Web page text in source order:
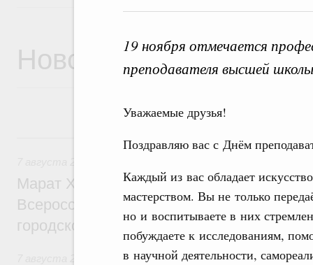
19 ноября отмечается
преподавателя высшей
Уважаемые друзья!
Поздравляю вас с Днём
Каждый из вас обладает
мастерством. Вы не только
но и воспитываете в них
побуждаете к исследованиям,
в научной деятельности,
Новости
7 августа, пятница
Марат Хуснуллин провёл заседание
Всероссийского конкурса лучших
городской среды
Отрасль информационных технологий